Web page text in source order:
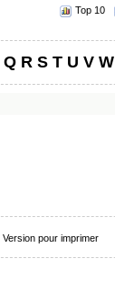
Top 10
Q R S T U V W
Version pour imprimer